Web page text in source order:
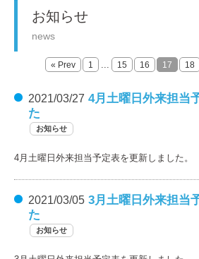
お知らせ
news
« Prev 1 ... 15 16 17 18
2021/03/27 4月土曜日外来担当
た
お知らせ
4月土曜日外来担当予定表を更新しました。
2021/03/05 3月土曜日外来担当
た
お知らせ